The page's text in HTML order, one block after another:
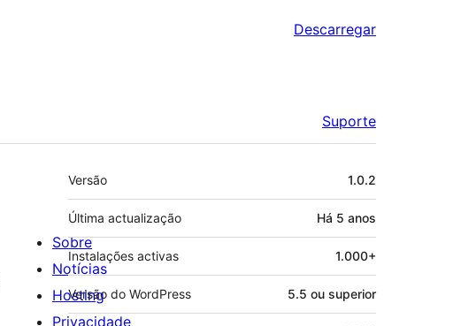
Descarregar
Suporte
Metadados
Versão 1.0.2
Última actualização Há 5 anos
Instalações activas 1.000+
Versão do WordPress 5.5 ou superior
Sobre
Notícias
Hosting
Privacidade